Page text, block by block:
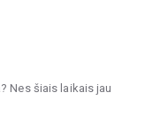
Nes šiais laikais jau